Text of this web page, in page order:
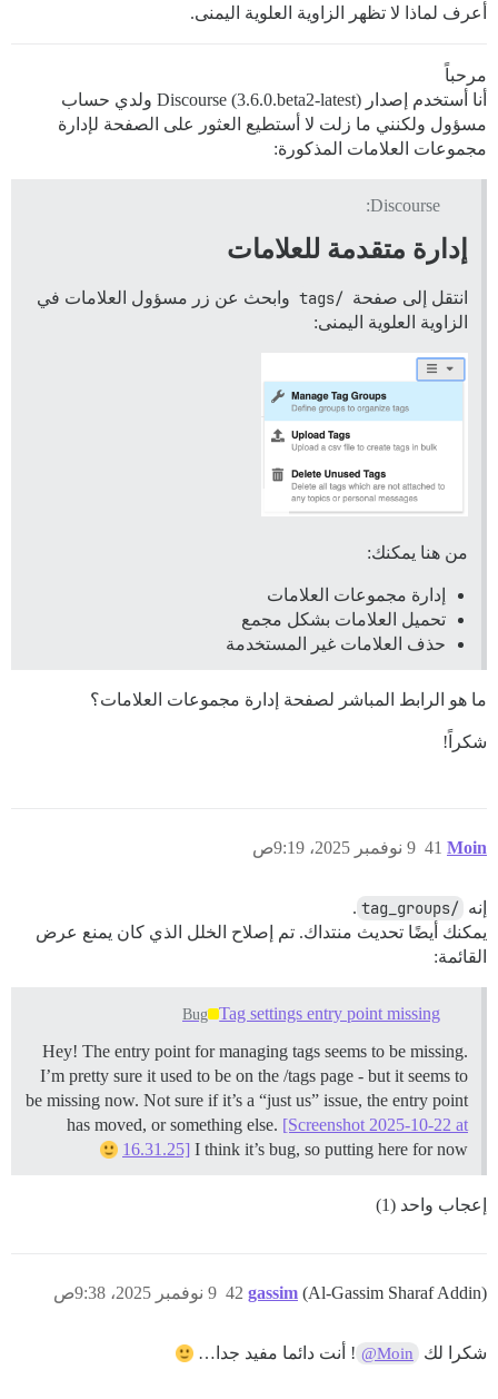
أعرف لماذا لا تظهر الزاوية العلوية اليمنى.
مرحباً
أنا أستخدم إصدار Discourse (3.6.0.beta2-latest) ولدي حساب
مسؤول ولكنني ما زلت لا أستطيع العثور على الصفحة لإدارة
مجموعات العلامات المذكورة:
Discourse:
إدارة متقدمة للعلامات
انتقل إلى صفحة /tags
وابحث عن زر مسؤول العلامات في
الزاوية العلوية اليمنى:
من هنا يمكنك:
إدارة مجموعات العلامات
تحميل العلامات بشكل مجمع
حذف العلامات غير المستخدمة
ما هو الرابط المباشر لصفحة إدارة مجموعات العلامات؟
شكراً!
Moin 9 نوفمبر 2025، 9:19ص 41
إنه /tag_groups
.
يمكنك أيضًا تحديث منتداك. تم إصلاح الخلل الذي كان يمنع عرض
القائمة:
Tag settings entry point missing
Bug
Hey! The entry point for managing tags seems to be missing.
I’m pretty sure it used to be on the /tags page - but it seems to
be missing now. Not sure if it’s a “just us” issue, the entry point
has moved, or something else. [Screenshot 2025-10-22 at
16.31.25] I think it’s bug, so putting here for now
إعجاب واحد (1)
gassim (Al-Gassim Sharaf Addin) 9 نوفمبر 2025، 9:38ص 42
شكرا لك @Moin ! أنت دائما مفيد جدا…